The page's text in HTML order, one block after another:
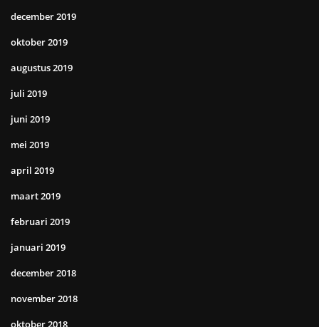
december 2019
oktober 2019
augustus 2019
juli 2019
juni 2019
mei 2019
april 2019
maart 2019
februari 2019
januari 2019
december 2018
november 2018
oktober 2018